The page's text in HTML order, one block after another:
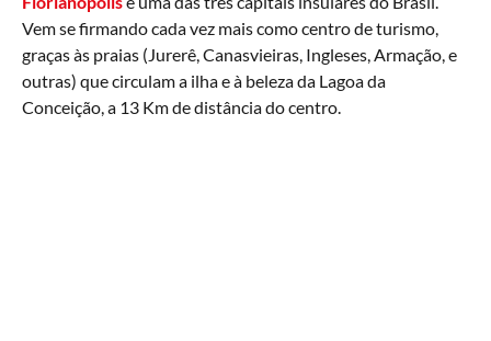
Vem se firmando cada vez mais como centro de turismo,
graças às praias (Jurerê, Canasvieiras, Ingleses, Armação, e
outras) que circulam a ilha e à beleza da Lagoa da
Conceição, a 13 Km de distância do centro.